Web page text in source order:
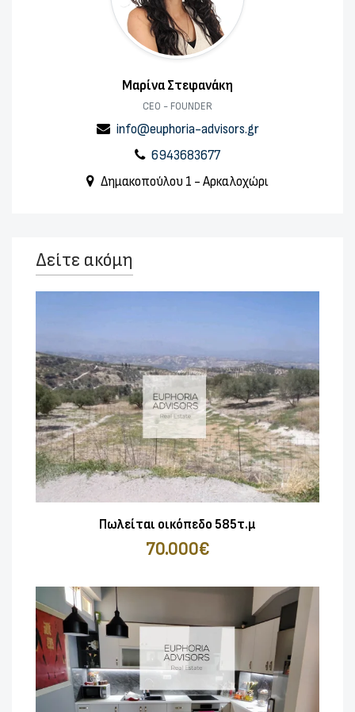
Μαρίνα Στεφανάκη
CEO - FOUNDER
info@euphoria-advisors.gr
6943683677
Δημακοπούλου 1 - Αρκαλοχώρι
Δείτε ακόμη
Πωλείται οικόπεδο 585τ.μ
70.000€